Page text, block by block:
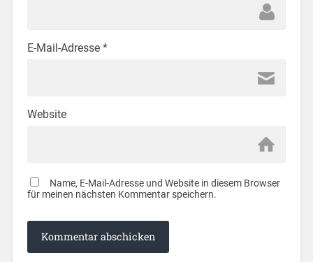
E-Mail-Adresse *
Website
Name, E-Mail-Adresse und Website in diesem Browser
für meinen nächsten Kommentar speichern.